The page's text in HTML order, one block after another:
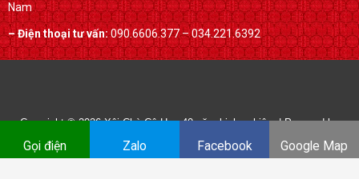
Nam
– Điện thoại tư vấn:090.6606.377 – 034.221.6392
Copyright © 2026Xôi Chè Cô Hoa 40 năm kinh nghiệm| Powered by
xoichecohoa.com
Gọi điện Zalo Facebook Google Map